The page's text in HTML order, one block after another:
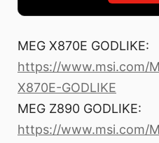
MEG X870E GODLIKE:
https://www.msi.com/
X870E-GODLIKE
MEG Z890 GODLIKE:
https://www.msi.com/